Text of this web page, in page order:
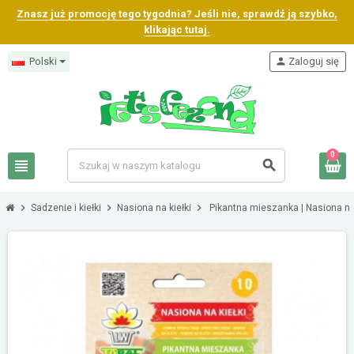
Znasz już promocję tego tygodnia? Jeśli nie, sprawdź ją szybko,
klikając tutaj.
Polski
view_headline search
person Zaloguj się
0
chevron_right Sadzenie i kiełki chevron_right Nasiona na kiełki chevron_right Pikantna mieszanka | Nasiona